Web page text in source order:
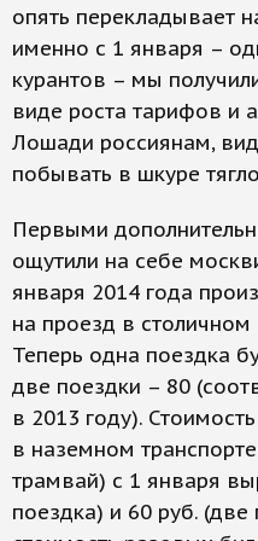
опять перекладывает
именно с 1 января –
курантов – мы
виде роста тарифов и
Лошади россиянам,
побывать в шкуре
Первыми
ощутили на себе
января 2014 года
на проезд в столичном
Теперь одна поездка
две поездки – 80
в 2013 году).
в наземном
трамвай) с 1 января
поездка) и 60 руб.